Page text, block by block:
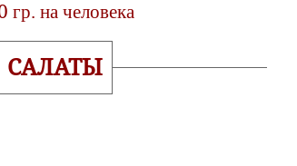
гр. на человека
САЛАТЫ